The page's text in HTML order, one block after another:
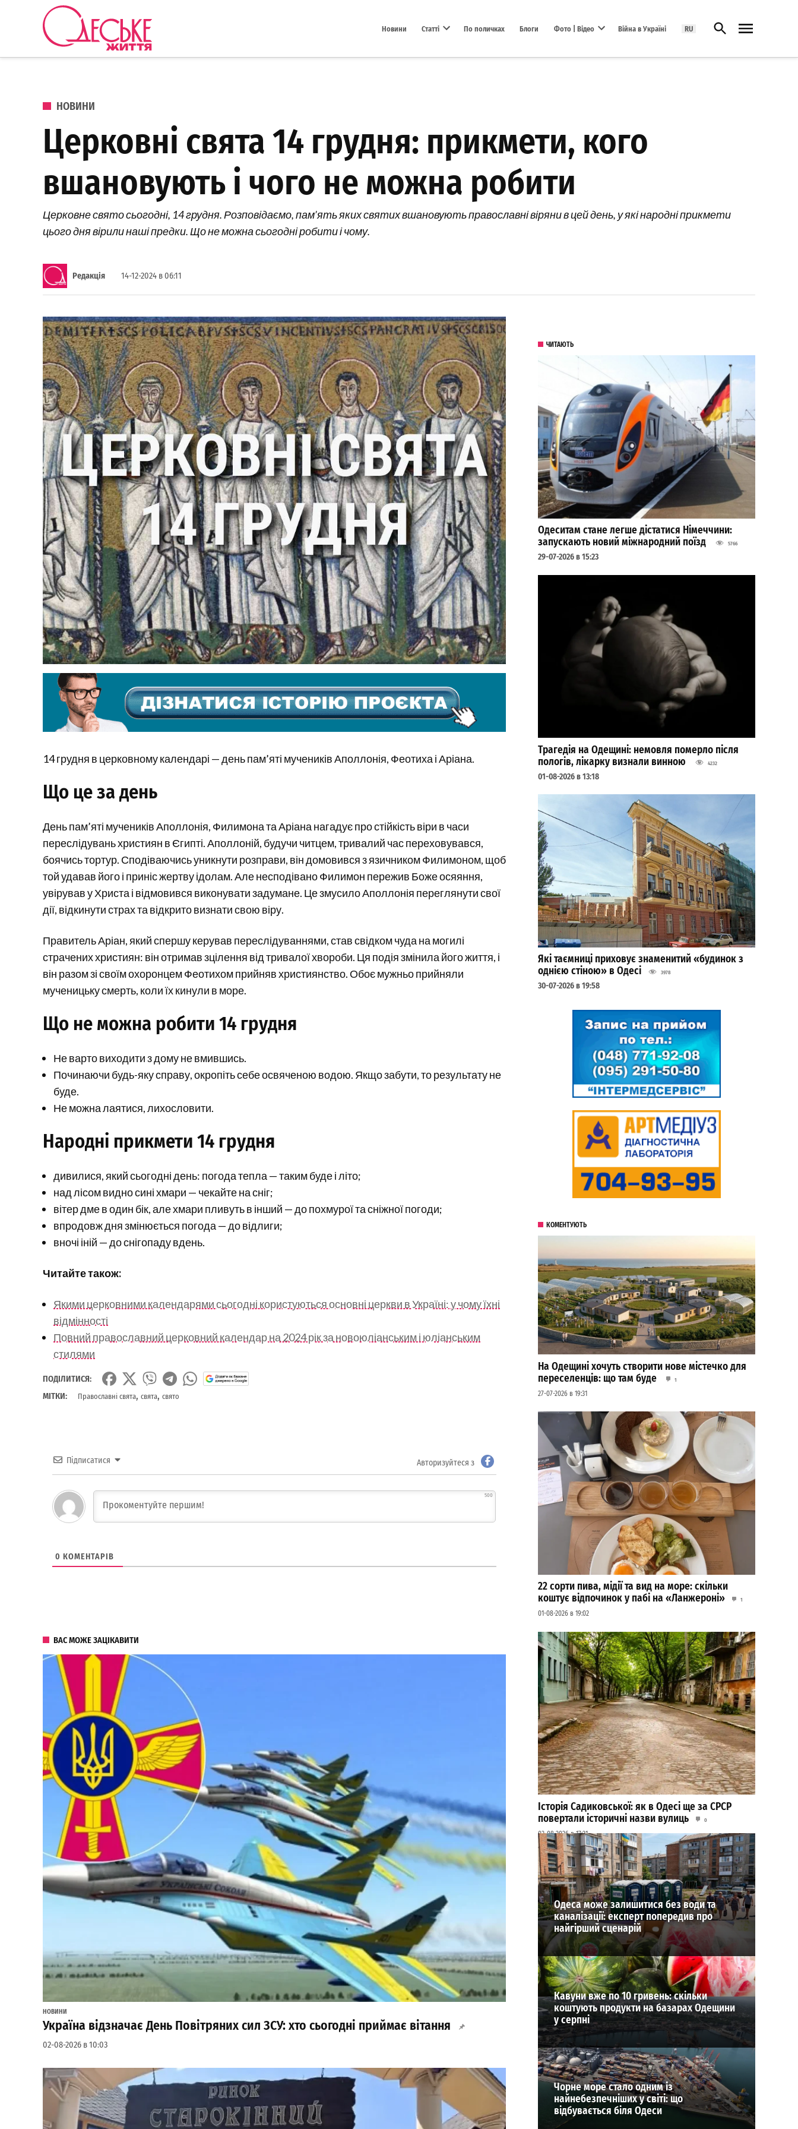
Перейти до вмісту
Новини Статті По поличках Блоги Фото | Відео Війна в Україні RU Відкрити пошук
ОПУБЛІКОВАНО В
НОВИНИ
Церковні свята 14 грудня: прикмети, кого
вшановують і чого не можна робити
Церковне свято сьогодні, 14 грудня. Розповідаємо, пам’ять яких святих вшановують православні віряни в цей день, у які народні прикмети
цього дня вірили наші предки. Що не можна сьогодні робити і чому.
Редакція 14-12-2024 в 06:11
14 грудня в церковному календарі — день пам’яті мучеників Аполлонія, Феотиха і Аріана.
Що це за день
День пам’яті мучеників Аполлонія, Филимона та Аріана нагадує про стійкість віри в часи
переслідувань християн в Єгипті. Аполлоній, будучи читцем, тривалий час переховувався,
боячись тортур. Сподіваючись уникнути розправи, він домовився з язичником Филимоном, щоб
той удавав його і приніс жертву ідолам. Але несподівано Филимон пережив Боже осяяння,
увірував у Христа і відмовився виконувати задумане. Це змусило Аполлонія переглянути свої
дії, відкинути страх та відкрито визнати свою віру.
Правитель Аріан, який спершу керував переслідуваннями, став свідком чуда на могилі
страчених християн: він отримав зцілення від тривалої хвороби. Ця подія змінила його життя, і
він разом зі своїм охоронцем Феотихом прийняв християнство. Обоє мужньо прийняли
мученицьку смерть, коли їх кинули в море.
Що не можна робити 14 грудня
Не варто виходити з дому не вмившись.
Починаючи будь-яку справу, окропіть себе освяченою водою. Якщо забути, то результату не
буде.
Не можна лаятися, лихословити.
Народні прикмети 14 грудня
дивилися, який сьогодні день: погода тепла — таким буде і літо;
над лісом видно сині хмари — чекайте на сніг;
вітер дме в один бік, але хмари пливуть в інший — до похмурої та сніжної погоди;
впродовж дня змінюється погода — до відлиги;
вночі іній — до снігопаду вдень.
Читайте також:
Якими церковними календарями сьогодні користуються основні церкви в Україні: у чому їхні
відмінності
Повний православний церковний календар на 2024 рік за новоюліанським і юліанським
стилями
ПОДІЛИТИСЯ:
МІТКИ:
Православні свята, свята, свято
Підписатися Авторизуйтеся з
500
0 КОМЕНТАРІВ
ВАС МОЖЕ ЗАЦІКАВИТИ
НОВИНИ
Україна відзначає День Повітряних сил ЗСУ: хто сьогодні приймає вітання
02-08-2026 в 10:03
ЧИТАЮТЬ
Одеситам стане легше дістатися Німеччини:
запускають новий міжнародний поїзд
5766
29-07-2026 в 15:23
Трагедія на Одещині: немовля померло після
пологів, лікарку визнали винною
4232
01-08-2026 в 13:18
Які таємниці приховує знаменитий «будинок з
однією стіною» в Одесі
3978
30-07-2026 в 19:58
КОМЕНТУЮТЬ
На Одещині хочуть створити нове містечко для
переселенців: що там буде
1
27-07-2026 в 19:31
22 сорти пива, мідії та вид на море: скільки
коштує відпочинок у пабі на «Ланжероні»
1
01-08-2026 в 19:02
Історія Садиковської: як в Одесі ще за СРСР
повертали історичні назви вулиць
0
03-08-2026 в 17:21
ВИБІР РЕДАКЦІЇ
Одеса може залишитися без води та
каналізації: експерт попередив про
найгірший сценарій
Кавуни вже по 10 гривень: скільки
коштують продукти на базарах Одещини
у серпні
Чорне море стало одним із
найнебезпечніших у світі: що
відбувається біля Одеси